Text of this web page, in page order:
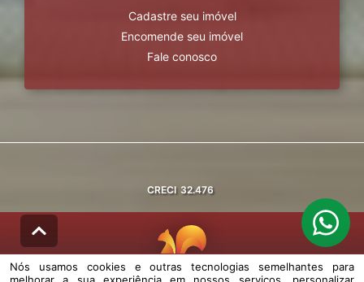
Cadastre seu imóvel
Encomende seu imóvel
Fale conosco
CRECI 32.476
Nós usamos cookies e outras tecnologias semelhantes para